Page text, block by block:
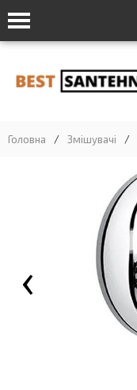
Головна / Змішувачі /
‹